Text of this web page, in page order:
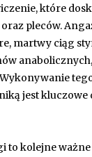
które
oraz pleców.
martwy ciąg
jest kluczowe
to kolejne ważne